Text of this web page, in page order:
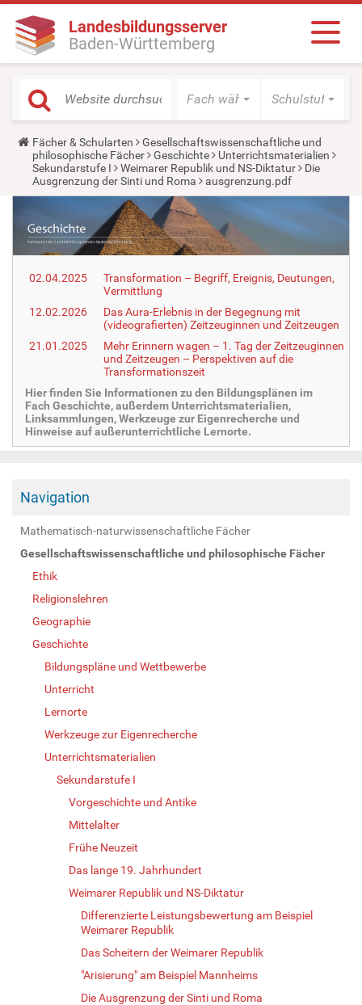
Landesbildungsserver
Baden-Württemberg
Fach wählen Schulstufe
Y
o
u
a
r
e
r
e
Fächer & Schularten
Gesellschaftswissenschaftliche und
philosophische Fächer
Geschichte
Unterrichtsmaterialien
Sekundarstufe I
Weimarer Republik und NS-Diktatur
Die
Ausgrenzung der Sinti und Roma
ausgrenzung.pdf
02.04.2025
Transformation – Begriff, Ereignis, Deutungen,
Vermittlung
12.02.2026
Das Aura-Erlebnis in der Begegnung mit
(videografierten) Zeitzeuginnen und Zeitzeugen
21.01.2025
Mehr Erinnern wagen – 1. Tag der Zeitzeuginnen
und Zeitzeugen – Perspektiven auf die
Transformationszeit
Hier finden Sie Informationen zu den Bildungsplänen im
Fach Geschichte, außerdem Unterrichtsmaterialien,
Linksammlungen, Werkzeuge zur Eigenrecherche und
Hinweise auf außerunterrichtliche Lernorte.
Navigation
Mathematisch-naturwissenschaftliche Fächer
Gesellschaftswissenschaftliche und philosophische Fächer
Ethik
Religionslehren
Geographie
Geschichte
Bildungspläne und Wettbewerbe
Unterricht
Lernorte
Werkzeuge zur Eigenrecherche
Unterrichtsmaterialien
Sekundarstufe I
Vorgeschichte und Antike
Mittelalter
Frühe Neuzeit
Das lange 19. Jahrhundert
Weimarer Republik und NS-Diktatur
Differenzierte Leistungsbewertung am Beispiel
Weimarer Republik
Das Scheitern der Weimarer Republik
"Arisierung" am Beispiel Mannheims
Die Ausgrenzung der Sinti und Roma